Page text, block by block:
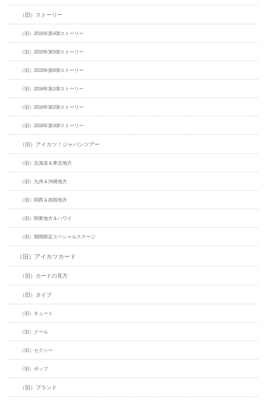
（旧）ストーリー
（旧）2015年第4弾ストーリー
（旧）2015年第5弾ストーリー
（旧）2015年第6弾ストーリー
（旧）2016年第1弾ストーリー
（旧）2016年第2弾ストーリー
（旧）2016年第3弾ストーリー
（旧）アイカツ！ジャパンツアー
（旧）北海道＆東北地方
（旧）九州＆沖縄地方
（旧）関西＆四国地方
（旧）関東地方＆ハワイ
（旧）期間限定スペシャルステージ
（旧）アイカツカード
（旧）カードの見方
（旧）タイプ
（旧）キュート
（旧）クール
（旧）セクシー
（旧）ポップ
（旧）ブランド